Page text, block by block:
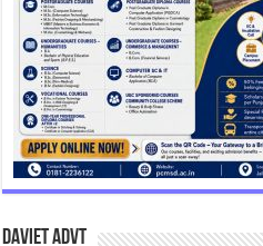
DAVIET Advt